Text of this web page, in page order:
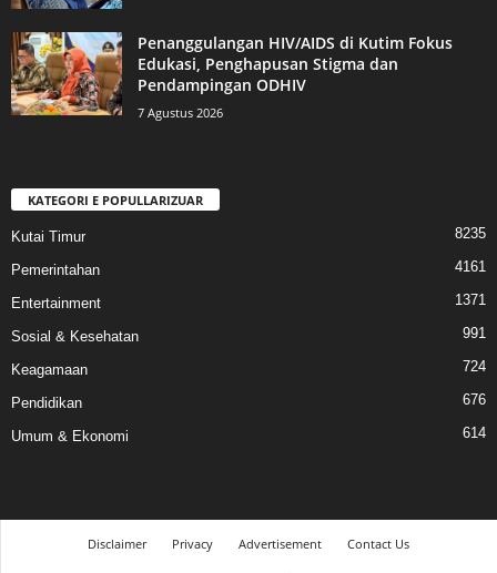
Penanggulangan HIV/AIDS di Kutim Fokus
Edukasi, Penghapusan Stigma dan
Pendampingan ODHIV
7 Agustus 2026
KATEGORI E POPULLARIZUAR
Kutai Timur 8235
Pemerintahan 4161
Entertainment 1371
Sosial & Kesehatan 991
Keagamaan 724
Pendidikan 676
Umum & Ekonomi 614
Disclaimer Privacy Advertisement
Contact Us